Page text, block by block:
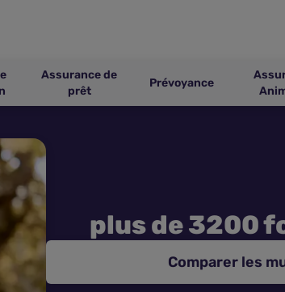
Assurance de
prêt
Prévoyance
plus de 3200
Comparer les